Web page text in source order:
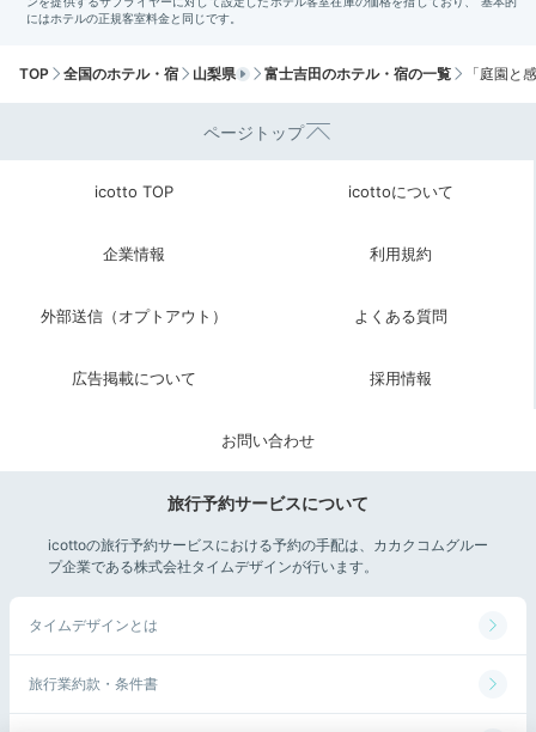
しましょう。まずは朝風呂へ♪お部屋の露天風呂でのん
チョイスしてくださいね。爽快な気分で1日が始まりま
すよ。
08:00
ご当地グルメが並ぶ
朝食バイキング♪
TOP 全国のホテル・宿 山梨県 富士吉田のホテル・宿の一覧 「庭園と
ページトップ
icotto TOP icottoについて
企業情報 利用規約
外部送信（オプトアウト） よくある質問
広告掲載について 採用情報
お問い合わせ
旅行予約サービスについて
icottoの旅行予約サービスにおける予約の手配は、カカクコムグルー
プ企業である株式会社タイムデザインが行います。
タイムデザインとは
旅行業約款・条件書